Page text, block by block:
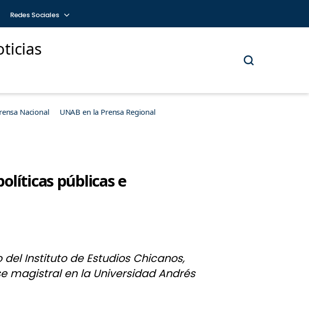
Redes Sociales
Nacional UNAB en la Prensa Regional
públicas e
Instituto de Estudios Chicanos,
magistral en la Universidad Andrés